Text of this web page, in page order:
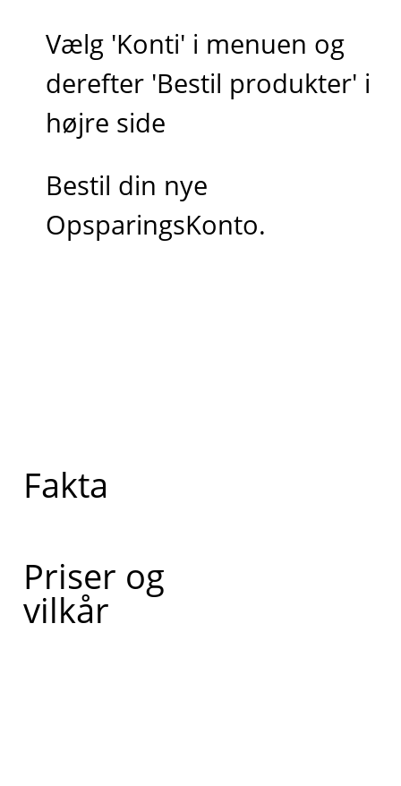
Vælg 'Konti' i menuen og
derefter 'Bestil produkter' i
højre side
Bestil din nye
OpsparingsKonto.
Fakta
Priser og
vilkår